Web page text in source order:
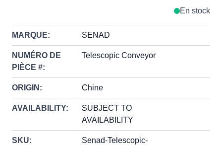
En stock
MARQUE: SENAD
NUMÉRO DE
PIÈCE #:
Telescopic Conveyor
ORIGIN: Chine
AVAILABILITY:
SUBJECT TO
AVAILABILITY
SKU:
Senad-Telescopic-